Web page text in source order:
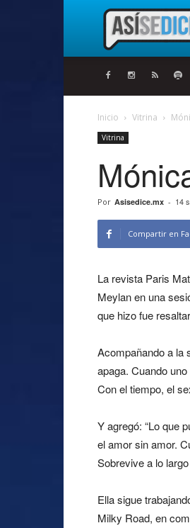
Inicio Vitrina
Vitrina
Por Asisedice.mx - 14
Compartir en
La revista Paris
Meylan en una
que hizo fue
Acompañando a la
apaga. Cuando
Con el tiempo, el
Y agregó: “Lo que
el amor sin amor.
Sobrevive a lo
Ella sigue
Milky Road, en